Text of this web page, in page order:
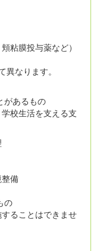
粘膜投与薬など）
なります。
があるもの
校生活を支える支
備
の
ることはできませ